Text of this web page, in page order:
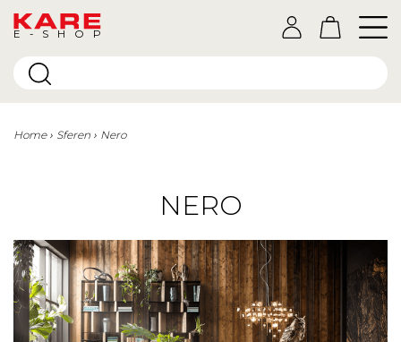
E-SHOP
Home Sferen Nero
NERO